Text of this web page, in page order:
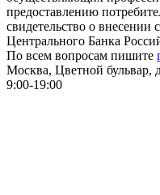
предоставлению
свидетельство о внесении
Центрального Банка
По всем вопросам пишите
Москва, Цветной
9:00-19:00